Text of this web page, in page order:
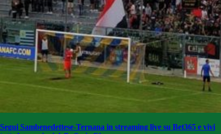
Segui Sambenedettese-Ternana in streaming live su Bet365 e vivi